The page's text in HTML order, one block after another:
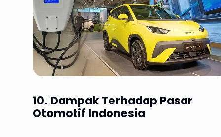
10. Dampak Terhadap Pasar
Otomotif Indonesia